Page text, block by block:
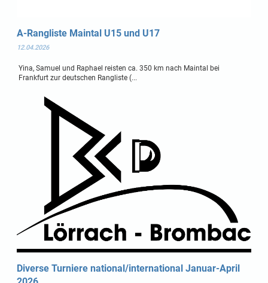
A-Rangliste Maintal U15 und U17
12.04.2026
Yina, Samuel und Raphael reisten ca. 350 km nach Maintal bei
Frankfurt zur deutschen Rangliste (...
Diverse Turniere national/international Januar-April